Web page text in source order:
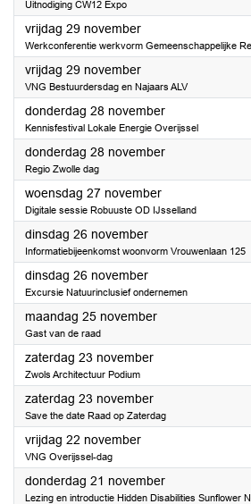
Uitnodiging CW12 Expo
vrijdag 29 november2024
Werkconferentie werkvorm Gemeenschappelijke
vrijdag 29 november2024
VNG Bestuurdersdag en Najaars ALV
donderdag 28 november2024
Kennisfestival Lokale Energie Overijssel
donderdag 28 november2024
Regio Zwolle dag
woensdag 27 november2024
Digitale sessie Robuuste OD IJsselland
dinsdag 26 november2024
Informatiebijeenkomst woonvorm Vrouwenlaan 125
dinsdag 26 november2024
Excursie Natuurinclusief ondernemen
maandag 25 november2024
Gast van de raad
zaterdag 23 november2024
Zwols Architectuur Podium
zaterdag 23 november2024
Save the date Raad op Zaterdag
vrijdag 22 november2024
VNG Overijssel-dag
donderdag 21 november2024
Lezing en introductie Hidden Disabilities Sunflower